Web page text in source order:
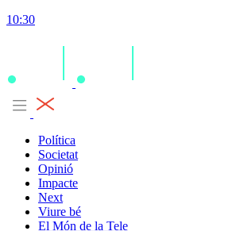
10:30
Política
Societat
Opinió
Impacte
Next
Viure bé
El Món de la Tele